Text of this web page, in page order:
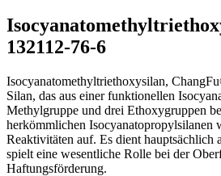
132112-76-6
Isocyanatomethyltriethoxysilan,
Silan, das aus einer funktionellen
Methylgruppe und drei Ethoxygruppen
herkömmlichen Isocyanatopropylsilanen
Reaktivitäten auf. Es dient hauptsächlich
spielt eine wesentliche Rolle bei der
Haftungsförderung.